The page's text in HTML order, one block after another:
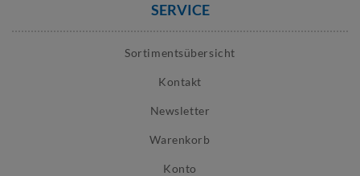
SERVICE
Sortimentsübersicht
Kontakt
Newsletter
Warenkorb
Konto